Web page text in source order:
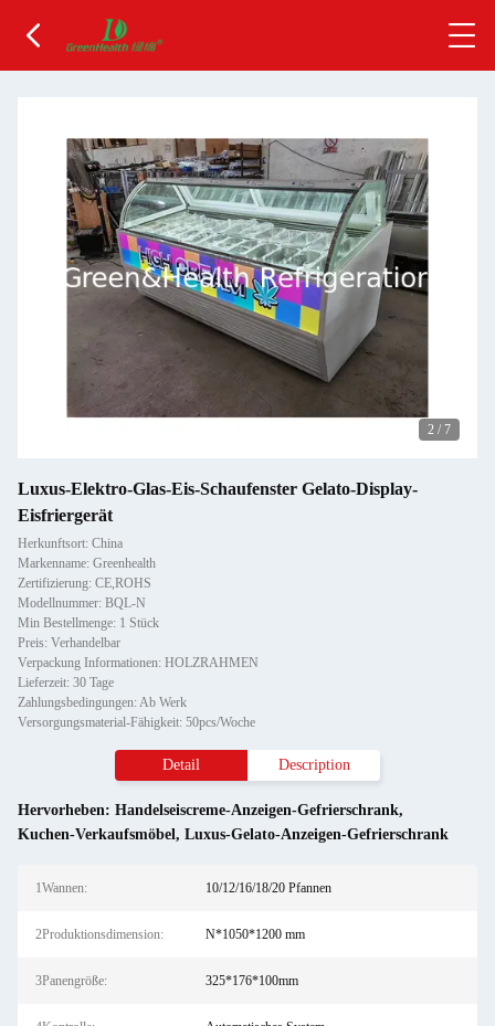
2 / 7
Luxus-Elektro-Glas-Eis-Schaufenster Gelato-Display-
Eisfriergerät
Herkunftsort: China
Markenname: Greenhealth
Zertifizierung: CE,ROHS
Modellnummer: BQL-N
Min Bestellmenge: 1 Stück
Preis: Verhandelbar
Verpackung Informationen: HOLZRAHMEN
Lieferzeit: 30 Tage
Zahlungsbedingungen: Ab Werk
Versorgungsmaterial-Fähigkeit: 50pcs/Woche
Detail Description
Hervorheben: Handelseiscreme-Anzeigen-Gefrierschrank,
Kuchen-Verkaufsmöbel, Luxus-Gelato-Anzeigen-Gefrierschrank
1Wannen: 10/12/16/18/20 Pfannen
2Produktionsdimension: N*1050*1200 mm
3Panengröße: 325*176*100mm